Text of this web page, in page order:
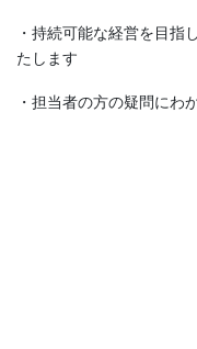
・持続可能な経営を目指
たします
・担当者の方の疑問にわ